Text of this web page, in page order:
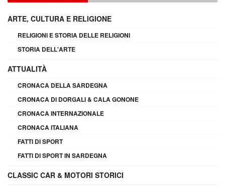
ARTE, CULTURA E RELIGIONE
RELIGIONI E STORIA DELLE RELIGIONI
STORIA DELL'ARTE
ATTUALITÀ
CRONACA DELLA SARDEGNA
CRONACA DI DORGALI & CALA GONONE
CRONACA INTERNAZIONALE
CRONACA ITALIANA
FATTI DI SPORT
FATTI DI SPORT IN SARDEGNA
CLASSIC CAR & MOTORI STORICI